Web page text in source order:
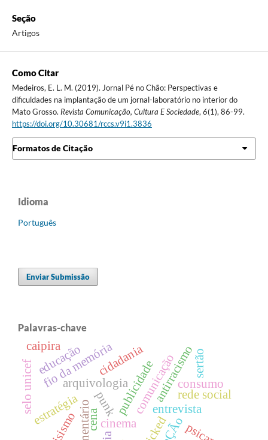
Seção
Artigos
Como Citar
Medeiros, E. L. M. (2019). Jornal Pé no Chão: Perspectivas e
dificuldades na implantação de um jornal-laboratório no interior do
Mato Grosso. Revista Comunicação, Cultura E Sociedade, 6(1), 86-99.
https://doi.org/10.30681/rccs.v9i1.3836
Formatos de Citação
Idioma
Português
Enviar Submissão
Palavras-chave
entrevista
antirracismo
comunicação
cinema
publicidade
arquivologia
fio da memória
punk
estratégia rede social
consumo
cidadania
educação
selo unicef sertão
cena
caipira